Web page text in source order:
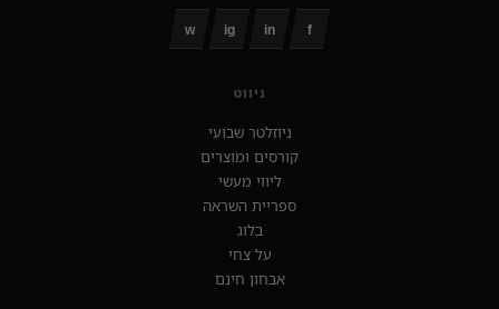
f
in
ig
w
ניווט
ניוזלטר שבועי
קורסים ומוצרים
ליווי מעשי
ספריית השראה
בלוג
על צחי
אבחון חינם